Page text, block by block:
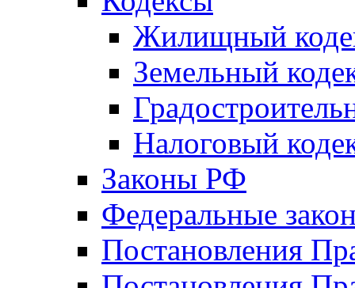
Жилищный
Земельный
Налоговый
Законы РФ
Федеральные
Постановления